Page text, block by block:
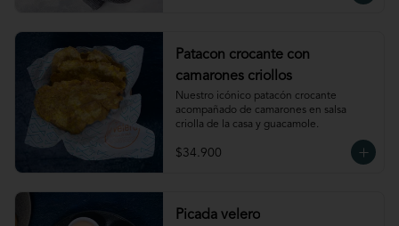
Patacon crocante con
camarones criollos
Nuestro icónico patacón crocante
acompañado de camarones en salsa
criolla de la casa y guacamole.
$34.900
Picada velero